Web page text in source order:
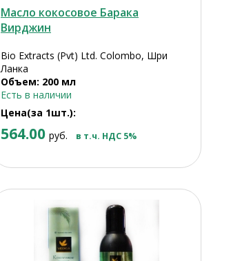
Масло кокосовое Барака
Вирджин
Bio Extracts (Pvt) Ltd. Colombo, Шри
Ланка
Объем: 200 мл
Есть в наличии
Цена(за 1шт.):
564.00 руб. в т.ч. НДС 5%